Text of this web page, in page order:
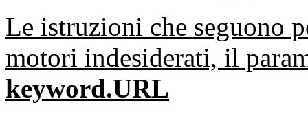
Le istruzioni che seguono
motori indesiderati, il
keyword.URL